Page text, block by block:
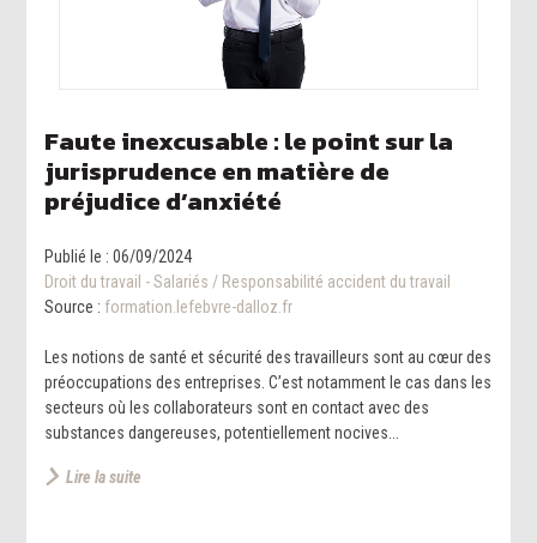
Faute inexcusable : le point sur la
jurisprudence en matière de
préjudice d’anxiété
Publié le :06/09/2024
Droit du travail - Salariés / Responsabilité accident du travail
Source : formation.lefebvre-dalloz.fr
Les notions de santé et sécurité des travailleurs sont au cœur des
préoccupations des entreprises. C’est notamment le cas dans les
secteurs où les collaborateurs sont en contact avec des
substances dangereuses, potentiellement nocives...
Lire la suite